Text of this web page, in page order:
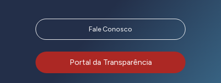
Fale Conosco
Portal da Transparência